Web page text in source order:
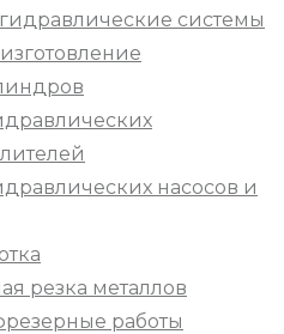
системы
насосов и
резка металлов
работы